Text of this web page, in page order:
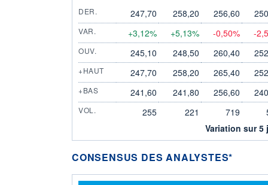
DER.
247,70 258,20 256,60
VAR. +3,12% +5,13% -0,50% -
OUV. 245,10 248,50 260,40
+HAUT 247,70 258,20 265,40
+BAS 241,60 241,80 256,60
VOL. 255 221 719
Variation sur
CONSENSUS DES ANALYSTES*